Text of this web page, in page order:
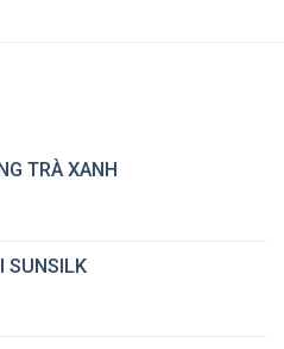
TRÀ XANH
SUNSILK